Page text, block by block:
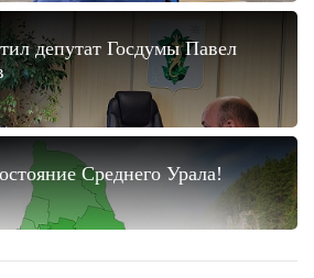
депутат Госдумы Павел
Среднего Урала!